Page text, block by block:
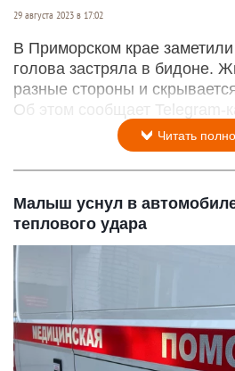
29 августа 2023 в 17:02
В Приморском крае
голова застряла в бидоне.
разные стороны и
Об этом сообщает Telegram-
Читать
Малыш уснул в
теплового удара